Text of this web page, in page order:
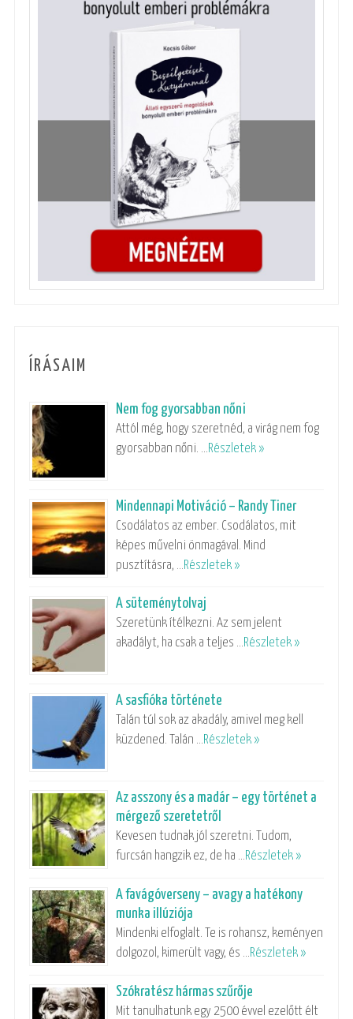
ÍRÁSAIM
Nem fog gyorsabban nőni
Attól még, hogy szeretnéd, a virág nem fog
gyorsabban nőni. …Részletek »
Mindennapi Motiváció – Randy Tiner
Csodálatos az ember. Csodálatos, mit
képes művelni önmagával. Mind
pusztításra, …Részletek »
A süteménytolvaj
Szeretünk ítélkezni. Az sem jelent
akadályt, ha csak a teljes …Részletek »
A sasfióka története
Talán túl sok az akadály, amivel meg kell
küzdened. Talán …Részletek »
Az asszony és a madár – egy történet a
mérgező szeretetről
Kevesen tudnak jól szeretni. Tudom,
furcsán hangzik ez, de ha …Részletek »
A favágóverseny – avagy a hatékony
munka illúziója
Mindenki elfoglalt. Te is rohansz, keményen
dolgozol, kimerült vagy, és …Részletek »
Szókratész hármas szűrője
Mit tanulhatunk egy 2500 évvel ezelőtt élt